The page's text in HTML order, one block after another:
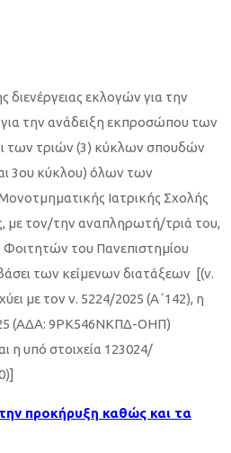
εκλογών για την
την ανάδειξη εκπροσώπου των
των τριών (3) κύκλων σπουδών
3ου κύκλου) όλων των
Ιατρικής Σχολής
με τον/την αναπληρωτή/τριά του,
του Πανεπιστημίου
των κείμενων διατάξεων [(ν.
με τον ν. 5224/2025 (Α΄142), η
(ΑΔΑ: 9ΡΚ546ΝΚΠΔ-ΟΗΠ)
η υπό στοιχεία 123024/
προκήρυξη καθώς και τα